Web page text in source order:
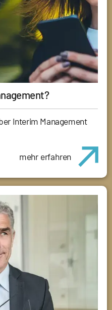
Interim Management
mehr erfahren